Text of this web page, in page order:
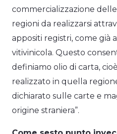
commercializzazione
regioni da realizzarsi
appositi registri, come già
vitivinicola. Questo
definiamo olio di carta,
realizzato in quella
dichiarato sulle carte e
origine straniera”.